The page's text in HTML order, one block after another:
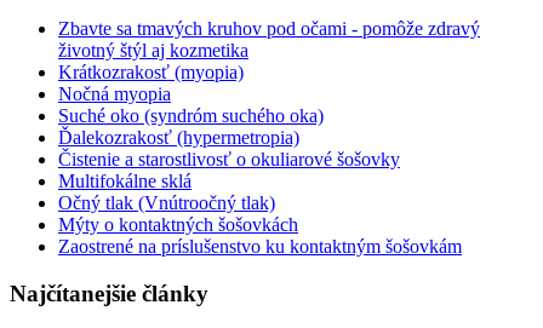
Zbavte sa tmavých kruhov pod očami - pomôže zdravý
životný štýl aj kozmetika
Krátkozrakosť (myopia)
Nočná myopia
Suché oko (syndróm suchého oka)
Ďalekozrakosť (hypermetropia)
Čistenie a starostlivosť o okuliarové šošovky
Multifokálne sklá
Očný tlak (Vnútroočný tlak)
Mýty o kontaktných šošovkách
Zaostrené na príslušenstvo ku kontaktným šošovkám
Najčítanejšie články